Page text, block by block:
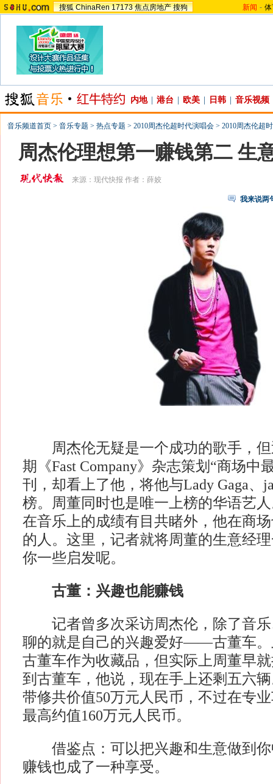
搜狐 ChinaRen 17173 焦点房地产 搜狗 新闻 -
内地 港台 欧美 日韩 音乐视频
音乐频道首页 > 音乐专题 > 热点专题 > 2010周杰伦超时代演唱会 > 2010周杰伦超
周杰伦理想第一赚钱第二 生
来源： 现代快报 作者：薛姣
我来说两
周杰伦无疑是一个成功的歌手，但
期《Fast Company》杂志策划“商场中
刊，却看上了他，将他与Lady Gaga、
榜。周董同时也是唯一上榜的华语艺
在音乐上的成绩有目共睹外，他在商
的人。这里，记者就将周董的生意经
你一些启发呢。
古董：兴趣也能赚钱
记者曾多次采访周杰伦，除了音乐
聊的就是自己的兴趣爱好——古董车。
古董车作为收藏品，但实际上周董早
到古董车，他说，现在手上还剩五六
带修共价值50万元人民币，不过在专
最高约值160万元人民币。
借鉴点：可以把兴趣和生意做到你
赚钱也成了一种享受。